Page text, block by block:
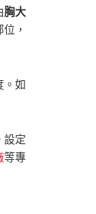
胸大
，
。如
設定
等專